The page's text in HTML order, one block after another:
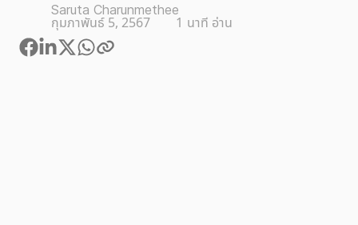
Saruta Charunmethee
กุมภาพันธ์ 5, 2567 1 นาที อ่าน